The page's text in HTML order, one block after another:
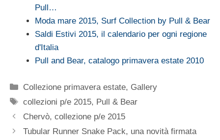
Pull…
Moda mare 2015, Surf Collection by Pull & Bear
Saldi Estivi 2015, il calendario per ogni regione
d'Italia
Pull and Bear, catalogo primavera estate 2010
Categorie
Collezione primavera estate, Gallery
Tag
collezioni p/e 2015, Pull & Bear
Chervò, collezione p/e 2015
Tubular Runner Snake Pack, una novità firmata